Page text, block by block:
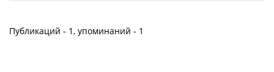
Публикаций - 1, упоминаний - 1